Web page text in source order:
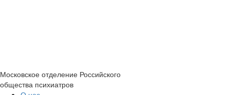
Московское отделение Российского
общества психиатров